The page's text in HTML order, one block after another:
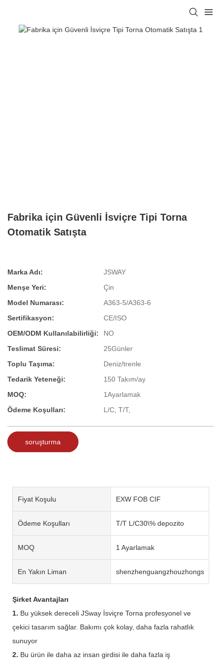
Fabrika için Güvenli İsviçre Tipi Torna
Otomatik Satışta
Marka Adı:
JSWAY
Menşe Yeri:
Çin
Model Numarası:
A363-5/A363-6
Sertifikasyon:
CE/ISO
OEM/ODM Kullanılabilirliği:
NO
Teslimat Süresi:
25Günler
Toplu Taşıma:
Deniz/trenle
Tedarik Yeteneği:
150 Takım/ay
MOQ:
1Ayarlamak
Ödeme Koşulları:
L/C, T/T,
soruşturma
Fiyat Koşulu EXW FOB CIF
Ödeme Koşulları T/T L/C30\% depozito
MOQ 1 Ayarlamak
En Yakın Liman shenzhenguangzhouzhongshan
Şirket Avantajları
1. Bu yüksek dereceli JSway İsviçre Torna profesyonel ve
çekici tasarım sağlar. Bakımı çok kolay, daha fazla rahatlık
sunuyor
2. Bu ürün ile daha az insan girdisi ile daha fazla iş